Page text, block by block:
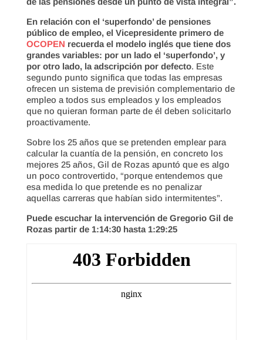
En relación con el ‘superfondo’ de pensiones
público de empleo, el Vicepresidente primero de
OCOPEN recuerda el modelo inglés que tiene dos
grandes variables: por un lado el ‘superfondo’, y
por otro lado, la adscripción por defecto. Este
segundo punto significa que todas las empresas
ofrecen un sistema de previsión complementario de
empleo a todos sus empleados y los empleados
que no quieran forman parte de él deben solicitarlo
proactivamente.
Sobre los 25 años que se pretenden emplear para
calcular la cuantía de la pensión, en concreto los
mejores 25 años, Gil de Rozas apuntó que es algo
un poco controvertido, “porque entendemos que
esa medida lo que pretende es no penalizar
aquellas carreras que habían sido intermitentes”.
Puede escuchar la intervención de Gregorio Gil de
Rozas partir de 1:14:30 hasta 1:29:25